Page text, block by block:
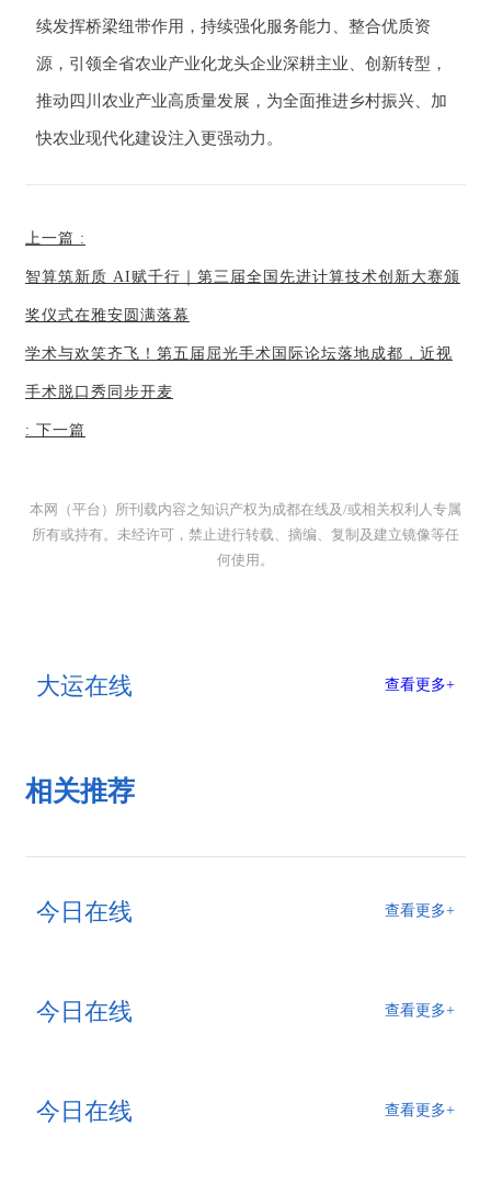
续发挥桥梁纽带作用，持续强化服务能力、整合优质资
源，引领全省农业产业化龙头企业深耕主业、创新转型，
推动四川农业产业高质量发展，为全面推进乡村振兴、加
快农业现代化建设注入更强动力。
上一篇 :
智算筑新质 AI赋千行｜第三届全国先进计算技术创新大赛颁
奖仪式在雅安圆满落幕
学术与欢笑齐飞！第五届屈光手术国际论坛落地成都，近视
手术脱口秀同步开麦
: 下一篇
本网（平台）所刊载内容之知识产权为成都在线及/或相关权利人专属
所有或持有。未经许可，禁止进行转载、摘编、复制及建立镜像等任
何使用。
大运在线 查看更多+
相关推荐
今日在线 查看更多+
今日在线 查看更多+
今日在线 查看更多+